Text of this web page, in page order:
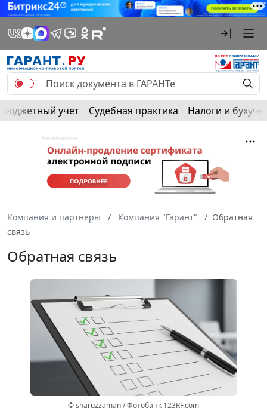
Бюджетный учет Судебная практика Налоги и
Компания и партнеры Компания "Гарант"
Обратная
связь
Обратная связь
© sharuzzaman / Фотобанк 123RF.com